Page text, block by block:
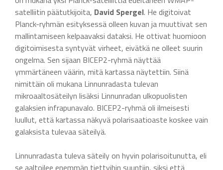
satelliitin päätutkijoita, David Spergel. He digitoivat
Planck-ryhmän esityksessä olleen kuvan ja muuttivat sen
mallintamiseen kelpaavaksi dataksi. He ottivat huomioon
digitoimisesta syntyvät virheet, eivätkä ne olleet suurin
ongelma. Sen sijaan BICEP2-ryhmä näyttää
ymmärtäneen väärin, mitä kartassa näytettiin. Siinä
nimittäin oli mukana Linnunradasta tulevan
mikroaaltosäteilyn lisäksi Linnunradan ulkopuolisten
galaksien infrapunavalo. BICEP2-ryhmä oli ilmeisesti
luullut, että kartassa näkyvä polarisaatioaste koskee vain
galaksista tulevaa säteilyä.
Linnunradasta tuleva säteily on hyvin polarisoitunutta, eli
se aaltoilee enemmän tiettyihin suuntiin, siksi että